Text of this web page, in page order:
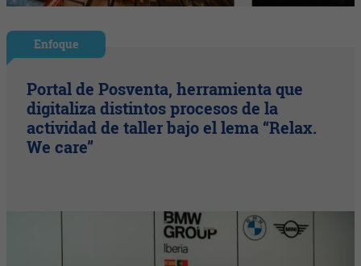
Enfoque
Portal de Posventa, herramienta que
digitaliza distintos procesos de la
actividad de taller bajo el lema “Relax.
We care”